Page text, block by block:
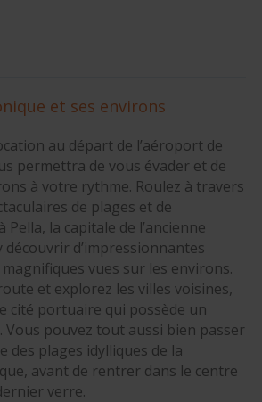
et ses environs
au départ de l’aéroport de
permettra de vous évader et de
à votre rythme. Roulez à travers
de plages et de
Pella, la capitale de l’ancienne
découvrir d’impressionnantes
magnifiques vues sur les environs.
et explorez les villes voisines,
cité portuaire qui possède un
Vous pouvez tout aussi bien passer
des plages idylliques de la
avant de rentrer dans le centre
verre.